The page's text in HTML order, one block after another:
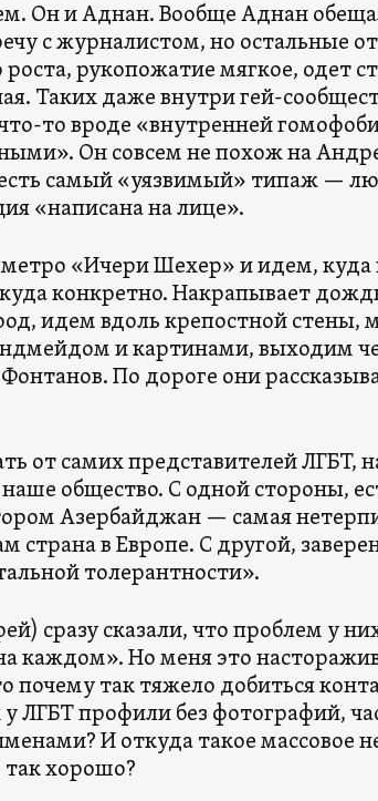
Он и Аднан. Вообще Аднан
с журналистом, но остальные
рукопожатие мягкое, одет
Таких даже внутри гей-
то вроде «внутренней
Он совсем не похож на
есть самый «уязвимый» типаж —
«написана на лице».
«Ичери Шехер» и идем, куда
конкретно. Накрапывает
идем вдоль крепостной стены,
и картинами, выходим
По дороге они
от самих представителей ЛГБТ,
общество. С одной стороны,
Азербайджан — самая
страна в Европе. С другой,
толерантности».
сразу сказали, что проблем у
каждом». Но меня это
почему так тяжело добиться
ЛГБТ профили без фотографий,
И откуда такое массовое
так хорошо?